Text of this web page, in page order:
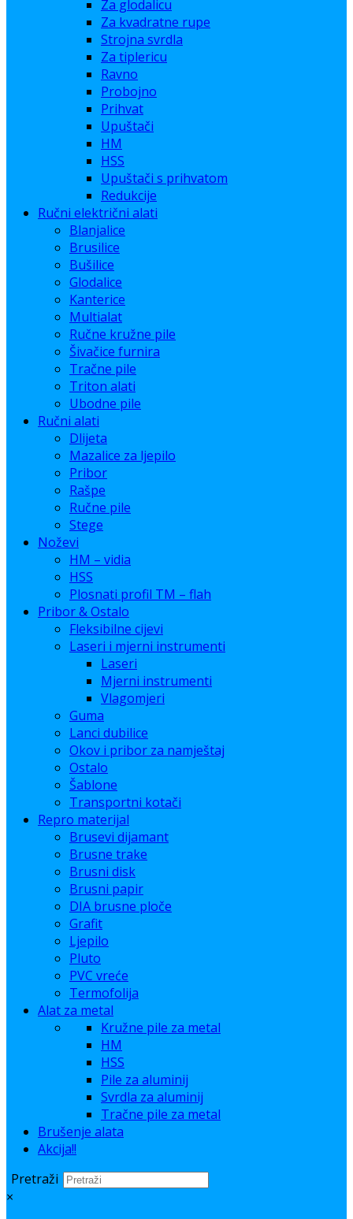
Za glodalicu
Za kvadratne rupe
Strojna svrdla
Za tiplericu
Ravno
Probojno
Prihvat
Upuštači
HM
HSS
Upuštači s prihvatom
Redukcije
Ručni električni alati
Blanjalice
Brusilice
Bušilice
Glodalice
Kanterice
Multialat
Ručne kružne pile
Šivačice furnira
Tračne pile
Triton alati
Ubodne pile
Ručni alati
Dlijeta
Mazalice za ljepilo
Pribor
Rašpe
Ručne pile
Stege
Noževi
HM – vidia
HSS
Plosnati profil TM – flah
Pribor & Ostalo
Fleksibilne cijevi
Laseri i mjerni instrumenti
Laseri
Mjerni instrumenti
Vlagomjeri
Guma
Lanci dubilice
Okov i pribor za namještaj
Ostalo
Šablone
Transportni kotači
Repro materijal
Brusevi dijamant
Brusne trake
Brusni disk
Brusni papir
DIA brusne ploče
Grafit
Ljepilo
Pluto
PVC vreće
Termofolija
Alat za metal
Kružne pile za metal
HM
HSS
Pile za aluminij
Svrdla za aluminij
Tračne pile za metal
Brušenje alata
Akcija!!
Pretraži
×